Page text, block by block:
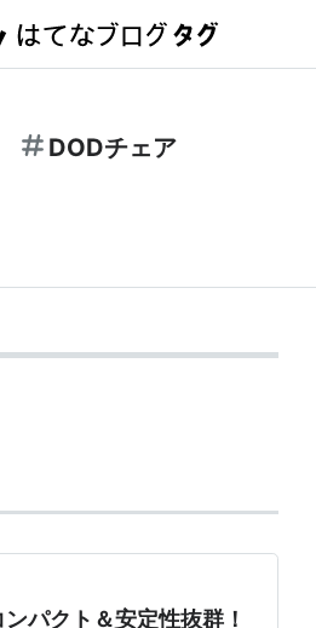
DODチェア
パクト＆安定性抜群！